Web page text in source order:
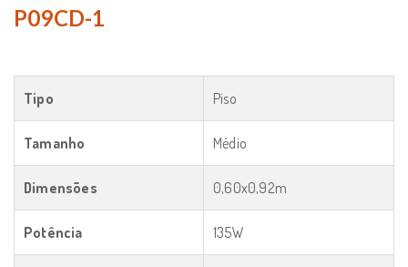
P09CD-1
Tipo Piso
Tamanho Médio
Dimensões 0,60x0,92m
Potência 135W